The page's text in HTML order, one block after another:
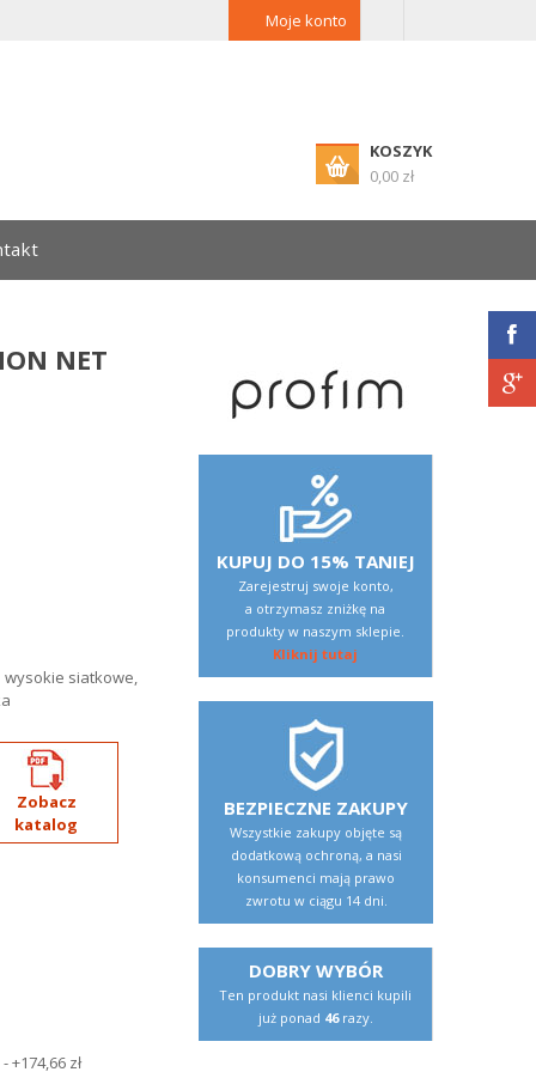
Moje konto
KOSZYK
0,00 zł
NET
wysokie siatkowe,
Zobacz
katalog
KUPUJ DO 15% TANIEJ
Zarejestruj swoje konto,
a otrzymasz zniżkę na
produkty w naszym sklepie.
Kliknij tutaj
BEZPIECZNE ZAKUPY
Wszystkie zakupy objęte są
dodatkową ochroną, a nasi
konsumenci mają prawo
zwrotu w ciągu 14 dni.
DOBRY WYBÓR
Ten produkt nasi klienci kupili
już ponad 46razy.